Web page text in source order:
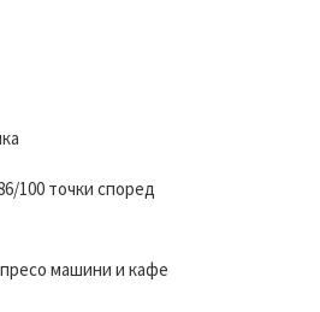
100 точки според
машини и кафе